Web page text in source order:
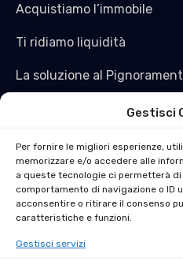
Gestisci
Per fornire le migliori esperienze,
memorizzare e/o accedere alle
a queste tecnologie ci permetterà
comportamento di navigazione o ID
acconsentire o ritirare il consenso
caratteristiche e funzioni.
Gestisci servizi
Acquistiamo l’immobile
Ti ridiamo liquidità
La soluzione al